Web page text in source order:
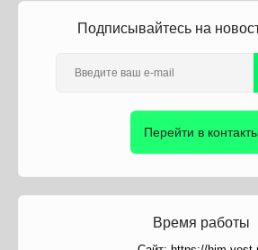
Подписывайтесь на
Перейти в контакты
Время работы